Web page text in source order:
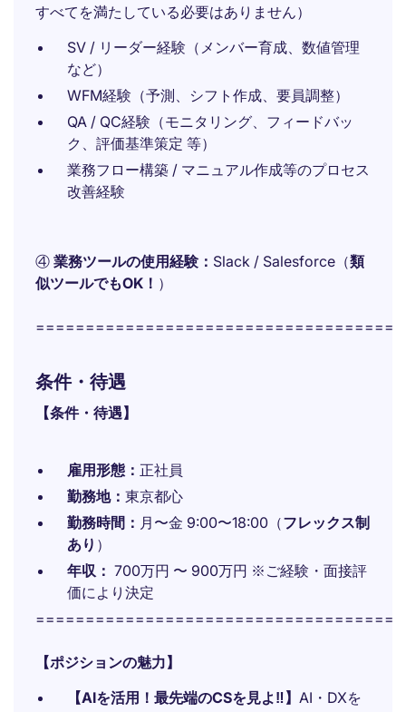
すべてを満たしている必要はありません）
SV / リーダー経験（メンバー育成、数値管理
など）
WFM経験（予測、シフト作成、要員調整）
QA / QC経験（モニタリング、フィードバッ
ク、評価基準策定 等）
業務フロー構築 / マニュアル作成等のプロセス
改善経験
④ 業務ツールの使用経験： Slack / Salesforce（類
似ツールでもOK！ ）
条件・待遇
【条件・待遇】
雇用形態： 正社員
勤務地： 東京都心
勤務時間： 月〜金 9:00〜18:00（フレックス制
あり ）
年収： 700万円 〜 900万円 ※ご経験・面接評
価により決定
【ポジションの魅力】
【AIを活用！最先端のCSを見よ‼】 AI・DXを